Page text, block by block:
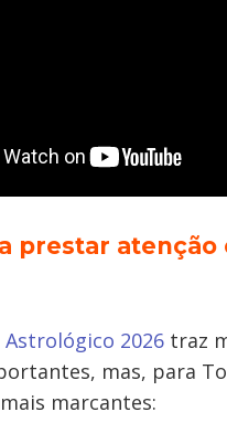
prestar atenção
Astrológico 2026 traz
mas, para
marcantes: